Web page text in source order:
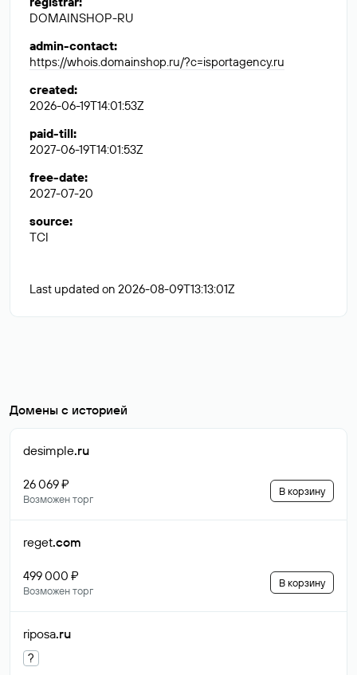
DOMAINSHOP-RU
admin-contact:
https://whois.domainshop.ru/?c=isportagency.ru
created:
2026-06-19T14:01:53Z
paid-till:
2027-06-19T14:01:53Z
free-date:
2027-07-20
source:
TCI
Last updated on 2026-08-09T13:13:01Z
Домены с историей
desimple.ru
26 069 ₽
Возможен торг
В корзину
reget.com
499 000 ₽
Возможен торг
В корзину
riposa.ru
?